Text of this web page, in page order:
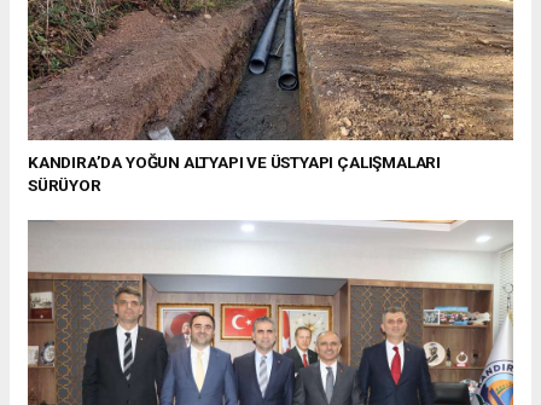
KANDIRA’DA YOĞUN ALTYAPI VE ÜSTYAPI ÇALIŞMALARI
SÜRÜYOR